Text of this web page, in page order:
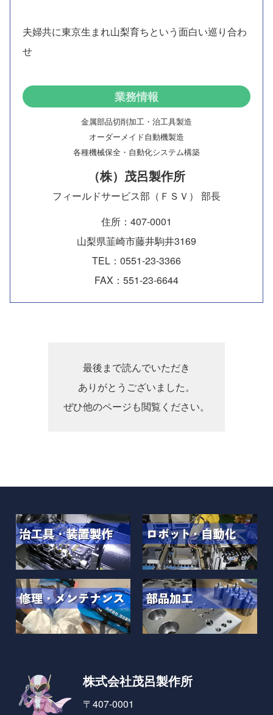
業務情報
金属部品切削加工・治工具製造
オーダーメイド自動機製造
各種機械保全・自動化システム構築
（株）茂呂製作所
フィールドサービス部（ＦＳＶ） 部長
住所：407-0001
山梨県韮崎市藤井駒井3169
TEL：0551-23-3366
FAX：551-23-6644
夫婦共に東京生まれ山梨育ちという面白い巡り合わ
せ
最後まで読んでいただき
ありがとうございました。
ぜひ他のページも閲覧ください。
株式会社茂呂製作所
〒407-0001